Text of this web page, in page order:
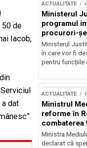
50 de
Iacob,
dat
ACTUALITATE
Ministerul
programul
procurori-
Ministerul
în care vor fi
pentru funcțiile
ACTUALITATE
Ministrul
reforme în
combaterea
Ministra
declarat că